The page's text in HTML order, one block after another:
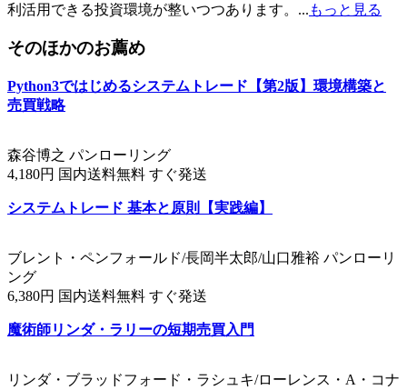
利活用できる投資環境が整いつつあります。... もっと見る
そのほかのお薦め
Python3ではじめるシステムトレード【第2版】環境構築と
売買戦略
森谷博之 パンローリング
4,180円 国内送料無料 すぐ発送
システムトレード 基本と原則【実践編】
ブレント・ペンフォールド/長岡半太郎/山口雅裕 パンローリ
ング
6,380円 国内送料無料 すぐ発送
魔術師リンダ・ラリーの短期売買入門
リンダ・ブラッドフォード・ラシュキ/ローレンス・A・コナ